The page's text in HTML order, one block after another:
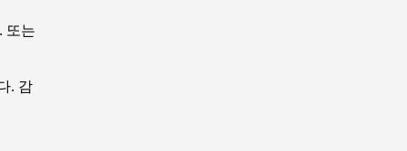
또는
. 감